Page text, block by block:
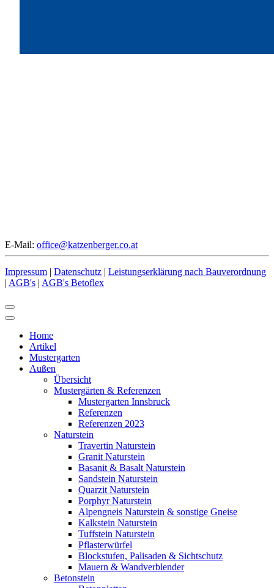
E-Mail: office@katzenberger.co.at
Impressum | Datenschutz | Leistungserklärung nach Bauverordnung
| AGB's | AGB's Betoflex
Home
Artikel
Mustergarten
Außen
Übersicht
Mustergärten & Referenzen
Mustergarten Innsbruck
Referenzen
Referenzen 2023
Naturstein
Travertin Naturstein
Granit Naturstein
Basanit & Basalt Naturstein
Sandstein Naturstein
Quarzit Naturstein
Porphyr Naturstein
Alpengneis Naturstein & sonstige Gneise
Kalkstein Naturstein
Tuffstein Naturstein
Pflasterwürfel
Blockstufen, Palisaden & Sichtschutz
Mauern & Wandverblender
Betonstein